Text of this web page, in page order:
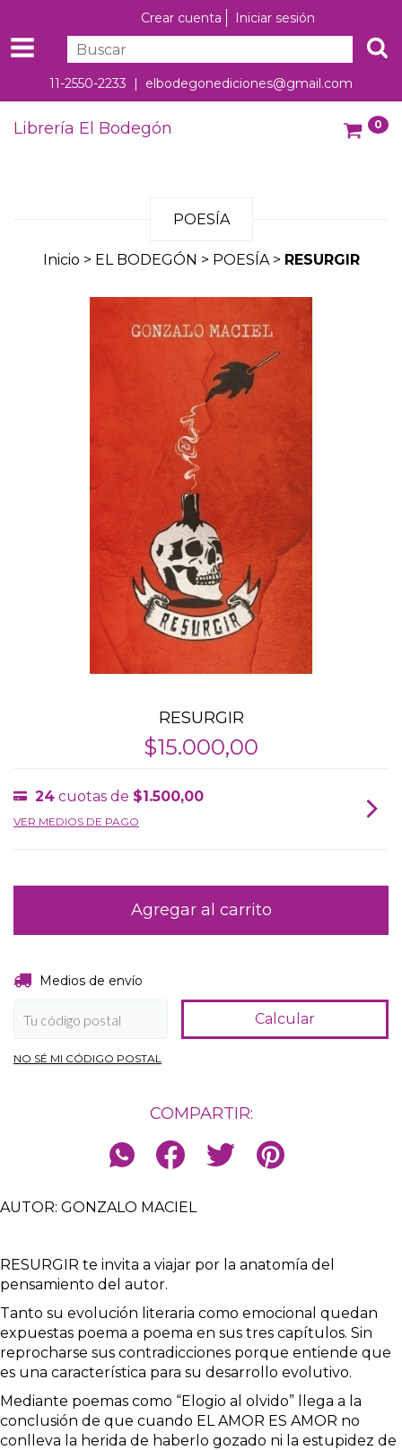
Crear cuenta Iniciar sesión
11-2550-2233 | elbodegonediciones@gmail.com
Librería El Bodegón 0
POESÍA
Inicio > EL BODEGÓN > POESÍA > RESURGIR
RESURGIR
$15.000,00
24 cuotas de $1.500,00
VER MEDIOS DE PAGO
Entregas para el CP:
Medios de envío
Calcular
NO SÉ MI CÓDIGO POSTAL
COMPARTIR:
AUTOR: GONZALO MACIEL
RESURGIR te invita a viajar por la anatomía del
pensamiento del autor.
Tanto su evolución literaria como emocional quedan
expuestas poema a poema en sus tres capítulos. Sin
reprocharse sus contradicciones porque entiende que
es una característica para su desarrollo evolutivo.
Mediante poemas como “Elogio al olvido” llega a la
conclusión de que cuando EL AMOR ES AMOR no
conlleva la herida de haberlo gozado ni la estupidez de